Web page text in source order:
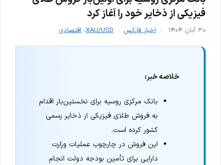
فیزیکی از ذخایر خود را آغاز کرد
۳۰ آبان ۱۴۰۴ اخبار فارکس XAU/USD، اقتصادی
خلاصه خبر:
بانک مرکزی روسیه برای نخستین‌بار اقدام
به فروش طلای فیزیکی از ذخایر رسمی
کشور کرده است.
این فروش در چارچوب عملیات وزارت
دارایی برای تأمین بودجه دولت انجام